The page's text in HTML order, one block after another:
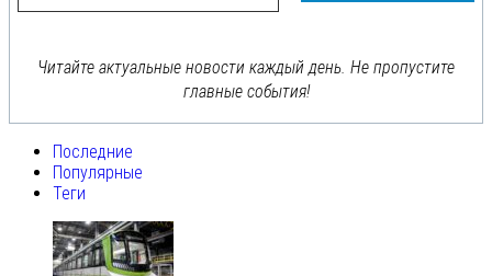
Читайте актуальные новости каждый день. Не пропустите
главные события!
Последние
Популярные
Теги